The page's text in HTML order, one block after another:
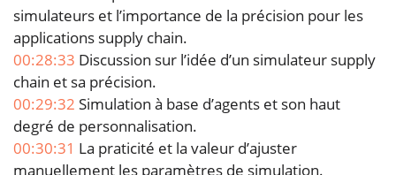
simulateurs et l’importance de la précision pour les
applications supply chain.
00:28:33 Discussion sur l’idée d’un simulateur supply
chain et sa précision.
00:29:32 Simulation à base d’agents et son haut
degré de personnalisation.
00:30:31 La praticité et la valeur d’ajuster
manuellement les paramètres de simulation.